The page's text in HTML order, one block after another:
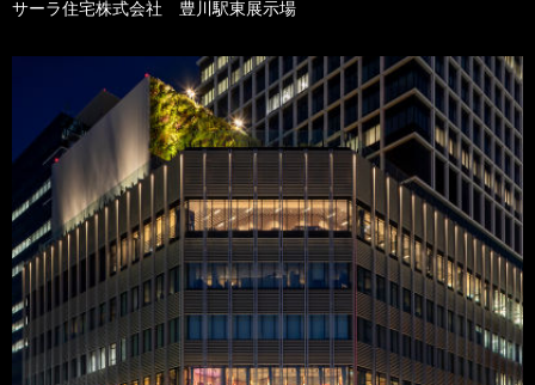
サーラ住宅株式会社 豊川駅東展示場